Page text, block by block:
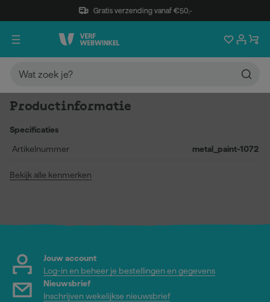
Gratis verzending vanaf €50,-
Productinformatie
Specificaties
Artikelnummer
metal_paint-1072
Bekijk alle kenmerken
Jouw account
Log-in en beheer je bestellingen en gegevens
Nieuwsbrief
Inschrijven wekelijkse nieuwsbrief